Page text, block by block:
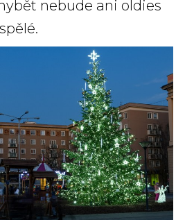
nebude ani oldies